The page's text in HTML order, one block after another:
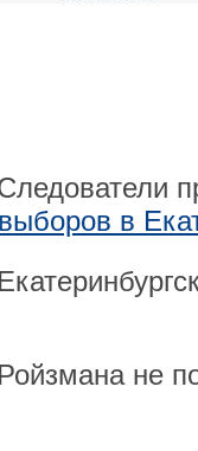
в
Ройзмана не